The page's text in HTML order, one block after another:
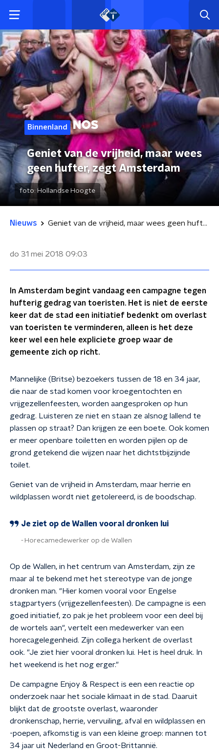
Binnenland
Geniet van de vrijheid, maar wees
geen hufter, zegt Amsterdam
foto: Hollandse Hoogte
Nieuws Geniet van de vrijheid, maar wees geen hufter, zegt Amsterdam
do 31 mei 2018 09:03
In Amsterdam begint vandaag een campagne tegen
hufterig gedrag van toeristen. Het is niet de eerste
keer dat de stad een initiatief bedenkt om overlast
van toeristen te verminderen, alleen is het deze
keer wel een hele expliciete groep waar de
gemeente zich op richt.
Mannelijke (Britse) bezoekers tussen de 18 en 34 jaar,
die naar de stad komen voor kroegentochten en
vrijgezellenfeesten, worden aangesproken op hun
gedrag. Luisteren ze niet en staan ze alsnog lallend te
plassen op straat? Dan krijgen ze een boete. Ook komen
er meer openbare toiletten en worden pijlen op de
grond getekend die wijzen naar het dichtstbijzijnde
toilet.
Geniet van de vrijheid in Amsterdam, maar herrie en
wildplassen wordt niet getolereerd, is de boodschap.
Je ziet op de Wallen vooral dronken lui
Horecamedewerker op de Wallen
Op de Wallen, in het centrum van Amsterdam, zijn ze
maar al te bekend met het stereotype van de jonge
dronken man. "Hier komen vooral voor Engelse
stagpartyers (vrijgezellenfeesten). De campagne is een
goed initiatief, zo pak je het probleem voor een deel bij
de wortels aan", vertelt een medewerker van een
horecagelegenheid. Zijn collega herkent de overlast
ook. "Je ziet hier vooral dronken lui. Het is heel druk. In
het weekend is het nog erger."
De campagne Enjoy & Respect is een een reactie op
onderzoek naar het sociale klimaat in de stad. Daaruit
blijkt dat de grootste overlast, waaronder
dronkenschap, herrie, vervuiling, afval en wildplassen en
-poepen, afkomstig is van een kleine groep: mannen tot
34 jaar uit Nederland en Groot-Brittannië.